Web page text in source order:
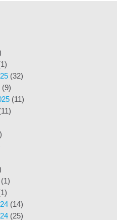
(32)
(9)
(11)
(1)
(14)
(25)